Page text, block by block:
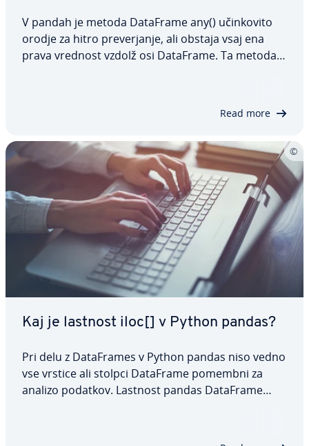
V pandah je metoda DataFrame any() učin­ko­vi­to
orodje za hitro pre­ver­ja­nje, ali obstaja vsaj ena
prava vrednost vzdolž osi DataFrame. Ta metoda
Read more
Kaj je lastnost iloc[] v Python pandas?
Pri delu z Da­ta­Fra­mes v Python pandas niso vedno
vse vrstice ali stolpci DataFrame pomembni za
analizo podatkov. Lastnost pandas DataFrame